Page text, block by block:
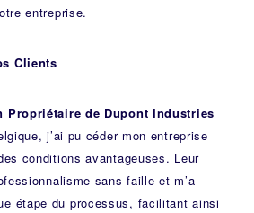
entreprise.
Clients
Propriétaire de Dupont Industries
j’ai pu céder mon entreprise
conditions avantageuses. Leur
sans faille et m’a
étape du processus, facilitant ainsi